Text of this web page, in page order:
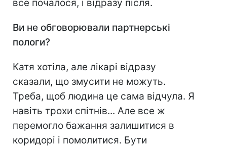
все почалося, і відразу після.
Ви не обговорювали партнерські
пологи?
Катя хотіла, але лікарі відразу
сказали, що змусити не можуть.
Треба, щоб людина це сама відчула. Я
навіть трохи спітнів... Але все ж
перемогло бажання залишитися в
коридорі і помолитися. Бути